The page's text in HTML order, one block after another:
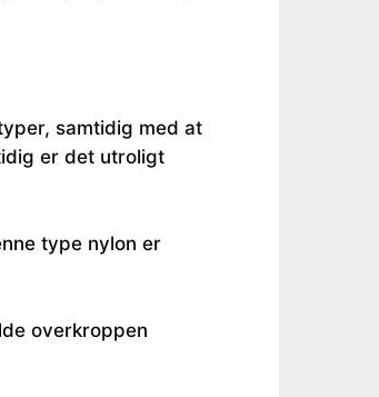
samtidig med at
er det utroligt
type nylon er
overkroppen